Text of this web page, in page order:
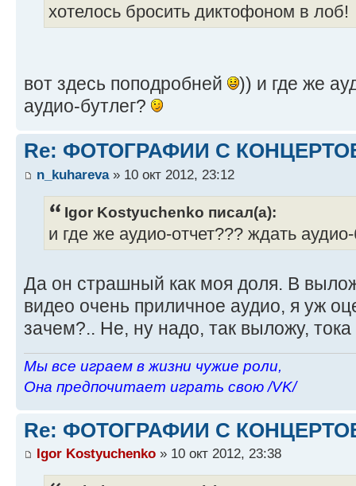
хотелось бросить диктофоном в лоб!
вот здесь поподробней
)) и где же
аудио-бутлег?
Re: ФОТОГРАФИИ С
n_kuhareva» 10 окт 2012, 23:12
Igor Kostyuchenko писал(а):
и где же аудио-отчет??? ждать
Да он страшный как моя доля. В
видео очень приличное аудио, я уж
зачем?.. Не, ну надо, так выложу,
Мы все играем в жизни чужие роли,
Она предпочитает играть свою /VK/
Re: ФОТОГРАФИИ С
Igor Kostyuchenko » 10 окт 2012, 23:38